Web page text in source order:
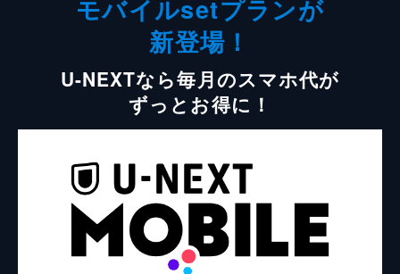
モバイルsetプランが
新登場！
U-NEXTなら毎月のスマホ代が
ずっとお得に！